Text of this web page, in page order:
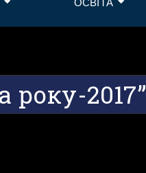
ОСВІТА
2017”